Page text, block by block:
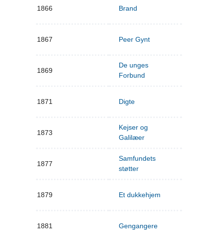
1866 Brand
1867 Peer Gynt
1869
De unges
Forbund
1871 Digte
1873
Kejser og
Galilæer
1877
Samfundets
støtter
1879 Et dukkehjem
1881 Gengangere